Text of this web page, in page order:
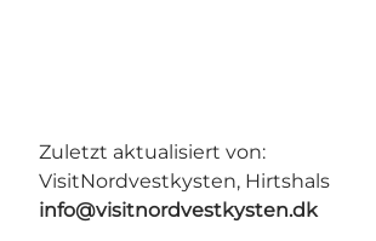
Zuletzt aktualisiert von:
VisitNordvestkysten, Hirtshals
info@visitnordvestkysten.dk